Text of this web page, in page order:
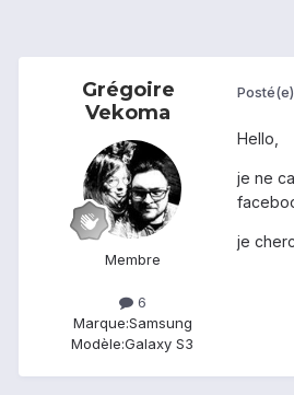
Grégoire
Vekoma
Membre
6
Marque:Samsung
Modèle:Galaxy S3
Posté(e)
Hello,
je ne
je